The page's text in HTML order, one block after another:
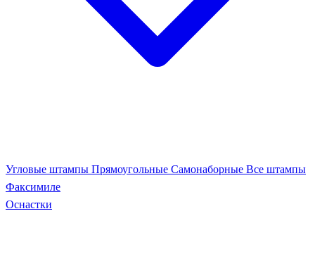
Угловые штампы Прямоугольные Самонаборные Все штампы
Факсимиле
Оснастки